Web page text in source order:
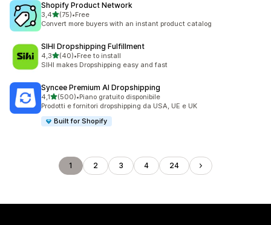
Shopify Product Network
3,4stelle su 5
(75)
75 recensioni totali
•Free
Convert more buyers with an instant product catalog
SIHI Dropshipping Fulfillment
4,3stelle su 5
(40)
40 recensioni totali
•Free to install
SIHI makes Dropshipping easy and fast
Syncee Premium AI Dropshipping
4,1stelle su 5
(500)
500 recensioni totali
•Piano gratuito disponibile
Prodotti e fornitori dropshipping da USA, UE e UK
Built for Shopify
1 2 3 4 24